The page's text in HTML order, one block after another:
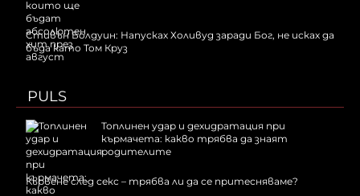
Стивън Болдуин: Напусках Холивуд заради Бог, не исках да
бъда като Том Круз
PULS
Топлинен удар и дехидратация при
кърмачета: какво трябва да знаят
родителите
Кървене след секс – трябва ли да се притесняваме?